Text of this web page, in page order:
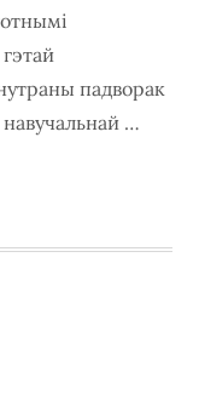
падворак
…